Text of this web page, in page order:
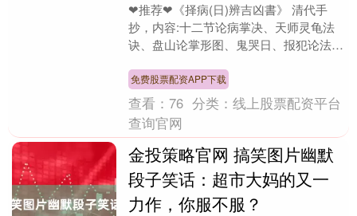
❤推荐❤《择病(日)辨吉凶書》 清代手
抄，内容:十二节论病掌决、天师灵龟法
诀、盘山论掌形图、鬼哭日、报犯论法之
看吉凶之日、月....
免费股票配资APP下载
查看：76 分类：线上股票配资平台
查询官网
金投策略官网 搞笑图片幽默
段子笑话：超市大妈的又一
力作，你服不服？